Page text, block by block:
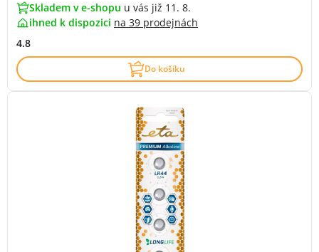
Skladem v e-shopu u vás již 11. 8.
ihned k dispozici na 39 prodejnách
4.8
Do košíku